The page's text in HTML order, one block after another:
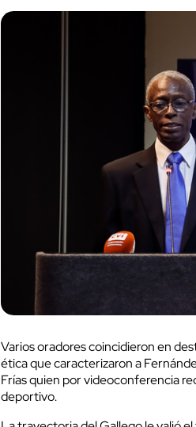
Varios oradores coincidieron en
ética que caracterizaron a
Frías quien por videoconferencia
deportivo.